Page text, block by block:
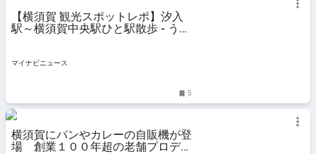
【横須賀 観光スポットレポ】汐入
駅～横須賀中央駅ひと駅散歩 - う
マイナビニュース
5
横須賀にパンやカレーの自販機が登
場 創業１００年超の老舗プロデュ